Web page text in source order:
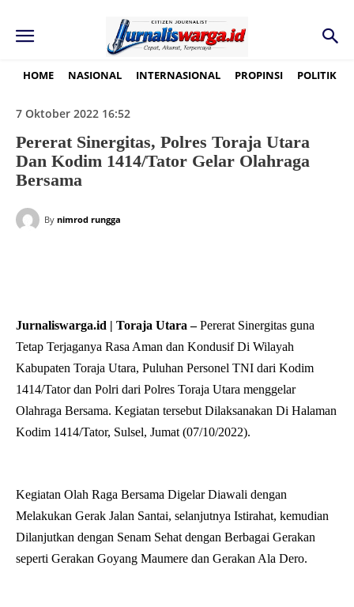
HOME NASIONAL INTERNASIONAL PROPINSI POLITIK
7 Oktober 2022 16:52
Pererat Sinergitas, Polres Toraja Utara
Dan Kodim 1414/Tator Gelar Olahraga
Bersama
By nimrod rungga
Jurnaliswarga.id | Toraja Utara –Pererat Sinergitas guna
Tetap Terjaganya Rasa Aman dan Kondusif Di Wilayah
Kabupaten Toraja Utara, Puluhan Personel TNI dari Kodim
1414/Tator dan Polri dari Polres Toraja Utara menggelar
Olahraga Bersama. Kegiatan tersebut Dilaksanakan Di Halaman
Kodim 1414/Tator, Sulsel, Jumat (07/10/2022).
Kegiatan Olah Raga Bersama Digelar Diawali dengan
Melakukan Gerak Jalan Santai, selanjutnya Istirahat, kemudian
Dilanjutkan dengan Senam Sehat dengan Berbagai Gerakan
seperti Gerakan Goyang Maumere dan Gerakan Ala Dero.